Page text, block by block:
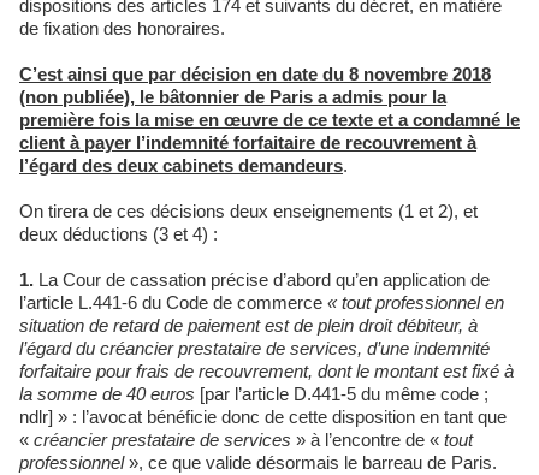
dispositions des articles 174 et suivants du décret, en matière
de fixation des honoraires.
C’est ainsi que par décision en date du 8 novembre 2018
(non publiée), le bâtonnier de Paris a admis pour la
première fois la mise en œuvre de ce texte et a condamné le
client à payer l’indemnité forfaitaire de recouvrement à
l’égard des deux cabinets demandeurs.
On tirera de ces décisions deux enseignements (1 et 2), et
deux déductions (3 et 4) :
1. La Cour de cassation précise d’abord qu’en application de
l’article L.441-6 du Code de commerce « tout professionnel en
situation de retard de paiement est de plein droit débiteur, à
l’égard du créancier prestataire de services, d’une indemnité
forfaitaire pour frais de recouvrement, dont le montant est fixé à
la somme de 40 euros [par l’article D.441-5 du même code ;
ndlr] » : l’avocat bénéficie donc de cette disposition en tant que
« créancier prestataire de services » à l’encontre de « tout
professionnel», ce que valide désormais le barreau de Paris.